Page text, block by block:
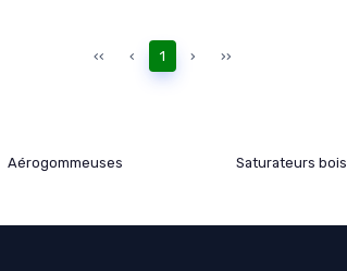
‹‹ ‹ 1 › ››
Aérogommeuses Saturateurs bois